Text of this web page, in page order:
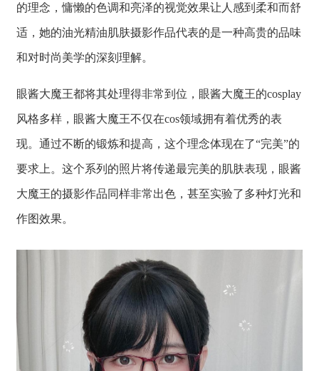
的理念，慵懒的色调和亮泽的视觉效果让人感到柔和而舒
适，她的油光精油肌肤摄影作品代表的是一种高贵的品味
和对时尚美学的深刻理解。
眼酱大魔王都将其处理得非常到位，眼酱大魔王的cosplay
风格多样，眼酱大魔王不仅在cos领域拥有着优秀的表
现。通过不断的锻炼和提高，这个理念体现在了“完美”的
要求上。这个系列的照片将传递最完美的肌肤表现，眼酱
大魔王的摄影作品同样非常出色，甚至实验了多种灯光和
作图效果。